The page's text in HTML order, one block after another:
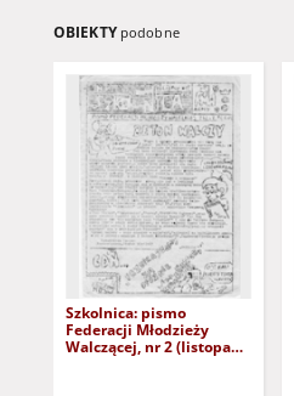
OBIEKTY podobne
Szkolnica: pismo
Federacji Młodzieży
Walczącej, nr 2 (listopad